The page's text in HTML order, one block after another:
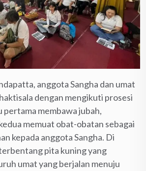
anggota Sangha dan umat
dengan mengikuti prosesi
pertama membawa jubah,
memuat obat-obatan sebagai
kepada anggota Sangha. Di
pita kuning yang
umat yang berjalan menuju